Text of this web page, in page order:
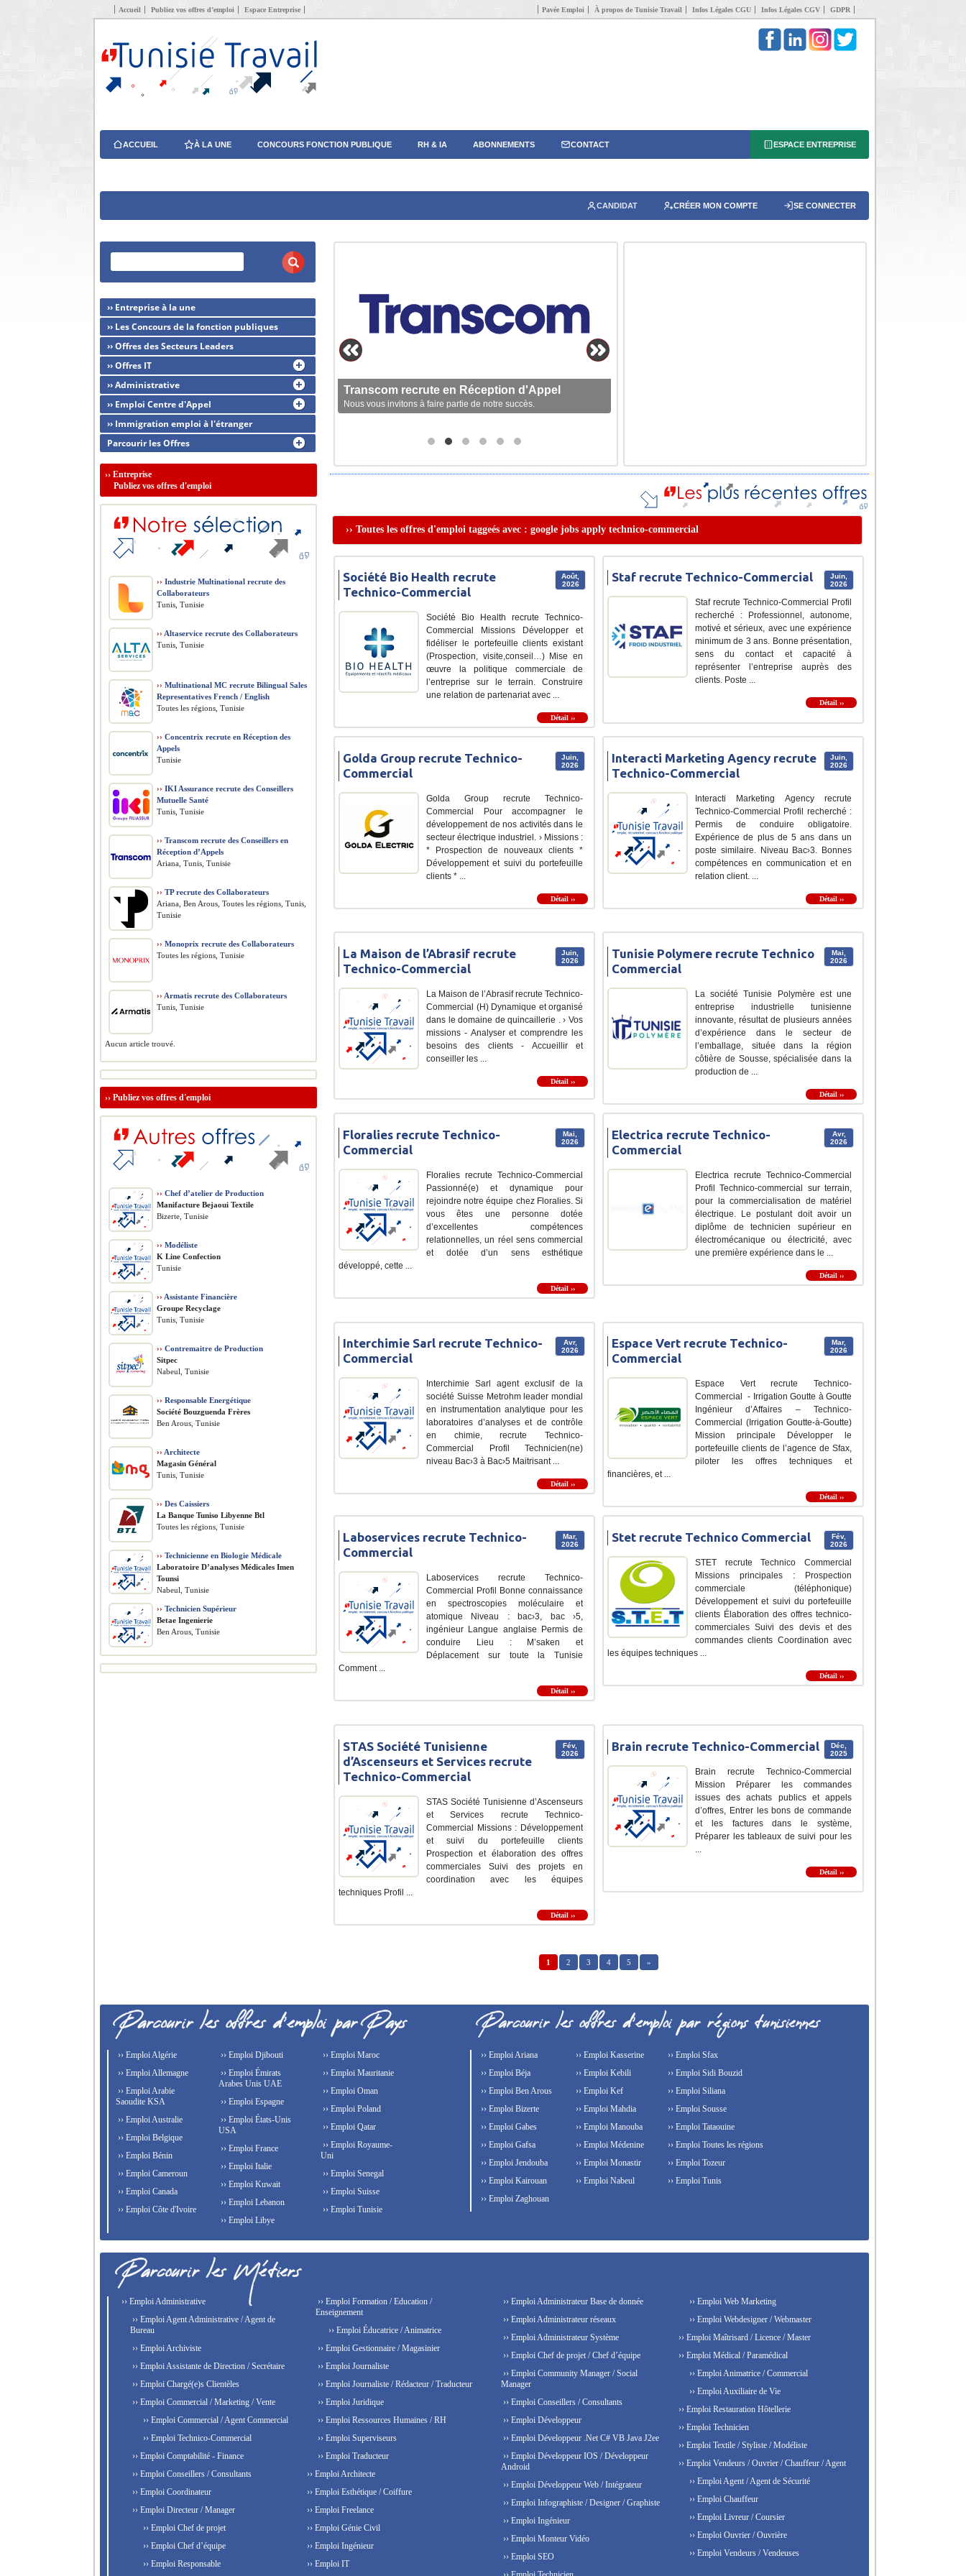
Accueil Publiez vos offres d’emploi Espace Entreprise Pavée Emploi À propos de Tunisie Travail Infos Légales CGU Infos Légales CGV GDPR
ACCUEIL À LA UNE CONCOURS FONCTION PUBLIQUE RH & IA ABONNEMENTS CONTACT ESPACE ENTREPRISE
CANDIDAT CRÉER MON COMPTE SE CONNECTER
Transcom recrute en Réception d'Appel
Nous vous invitons à faire partie de notre succès.
›› Toutes les offres d'emploi taggeés avec : google jobs apply technico-commercial
Août,
2026
Société Bio Health recrute
Technico-Commercial
Société Bio Health recrute Technico-
Commercial Missions Développer et
fidéliser le portefeuille clients existant
(Prospection, visite,conseil…) Mise en
œuvre la politique commerciale de
l’entreprise sur le terrain. Construire
une relation de partenariat avec ...
Détail ››
Juin,
2026
Staf recrute Technico-Commercial
Staf recrute Technico-Commercial Profil
recherché : Professionnel, autonome,
motivé et sérieux, avec une expérience
minimum de 3 ans. Bonne présentation,
sens du contact et capacité à
représenter l’entreprise auprès des
clients. Poste ...
Détail ››
Juin,
2026
Golda Group recrute Technico-
Commercial
Golda Group recrute Technico-
Commercial Pour accompagner le
développement de nos activités dans le
secteur électrique industriel. › Missions :
* Prospection de nouveaux clients *
Développement et suivi du portefeuille
clients * ...
Détail ››
Juin,
2026
Interacti Marketing Agency recrute
Technico-Commercial
Interacti Marketing Agency recrute
Technico-Commercial Profil recherché :
Permis de conduire obligatoire.
Expérience de plus de 5 ans dans un
poste similaire. Niveau Bac›3. Bonnes
compétences en communication et en
relation client. ...
Détail ››
Juin,
2026
La Maison de l’Abrasif recrute
Technico-Commercial
La Maison de l’Abrasif recrute Technico-
Commercial (H) Dynamique et organisé
dans le domaine de quincaillerie . › Vos
missions - Analyser et comprendre les
besoins des clients - Accueillir et
conseiller les ...
Détail ››
Mai,
2026
Tunisie Polymere recrute Technico
Commercial
La société Tunisie Polymère est une
entreprise industrielle tunisienne
innovante, résultat de plusieurs années
d’expérience dans le secteur de
l’emballage, située dans la région
côtière de Sousse, spécialisée dans la
production de ...
Détail ››
Mai,
2026
Floralies recrute Technico-
Commercial
Floralies recrute Technico-Commercial
Passionné(e) et dynamique pour
rejoindre notre équipe chez Floralies. Si
vous êtes une personne dotée
d’excellentes compétences
relationnelles, un réel sens commercial
et dotée d’un sens esthétique
développé, cette ...
Détail ››
Avr,
2026
Electrica recrute Technico-
Commercial
Electrica recrute Technico-Commercial
Profil Technico-commercial sur terrain,
pour la commercialisation de matériel
électrique. Le postulant doit avoir un
diplôme de technicien supérieur en
électromécanique ou électricité, avec
une première expérience dans le ...
Détail ››
Avr,
2026
Interchimie Sarl recrute Technico-
Commercial
Interchimie Sarl agent exclusif de la
société Suisse Metrohm leader mondial
en instrumentation analytique pour les
laboratoires d’analyses et de contrôle
en chimie, recrute Technico-
Commercial Profil Technicien(ne)
niveau Bac›3 à Bac›5 Maitrisant ...
Détail ››
Mar,
2026
Espace Vert recrute Technico-
Commercial
Espace Vert recrute Technico-
Commercial - Irrigation Goutte à Goutte
Ingénieur d’Affaires – Technico-
Commercial (Irrigation Goutte-à-Goutte)
Mission principale Développer le
portefeuille clients de l’agence de Sfax,
piloter les offres techniques et
financières, et ...
Détail ››
Mar,
2026
Laboservices recrute Technico-
Commercial
Laboservices recrute Technico-
Commercial Profil Bonne connaissance
en spectroscopies moléculaire et
atomique Niveau : bac›3, bac ›5,
ingénieur Langue anglaise Permis de
conduire Lieu : M’saken et
Déplacement sur toute la Tunisie
Comment ...
Détail ››
Fév,
2026
Stet recrute Technico Commercial
STET recrute Technico Commercial
Missions principales : Prospection
commerciale (téléphonique)
Développement et suivi du portefeuille
clients Élaboration des offres technico-
commerciales Suivi des devis et des
commandes clients Coordination avec
les équipes techniques ...
Détail ››
Fév,
2026
STAS Société Tunisienne
d’Ascenseurs et Services recrute
Technico-Commercial
STAS Société Tunisienne d’Ascenseurs
et Services recrute Technico-
Commercial Missions : Développement
et suivi du portefeuille clients
Prospection et élaboration des offres
commerciales Suivi des projets en
coordination avec les équipes
techniques Profil ...
Détail ››
Déc,
2025
Brain recrute Technico-Commercial
Brain recrute Technico-Commercial
Mission Préparer les commandes
issues des achats publics et appels
d’offres, Entrer les bons de commande
et les factures dans le système,
Préparer les tableaux de suivi pour les
Détail ››
1 2 3 4 5 »
›› Entreprise à la une
›› Les Concours de la fonction publiques
›› Offres des Secteurs Leaders
›› Offres IT
›› Administrative
›› Emploi Centre d'Appel
›› Immigration emploi à l'étranger
Parcourir les Offres
›› Entreprise
Publiez vos offres d'emploi
›› Industrie Multinational recrute des
Collaborateurs
Tunis, Tunisie
›› Altaservice recrute des Collaborateurs
Tunis, Tunisie
›› Multinational MC recrute Bilingual Sales
Representatives French / English
Toutes les régions, Tunisie
›› Concentrix recrute en Réception des
Appels
Tunisie
›› IKI Assurance recrute des Conseillers
Mutuelle Santé
Tunis, Tunisie
›› Transcom recrute des Conseillers en
Réception d’Appels
Ariana, Tunis, Tunisie
›› TP recrute des Collaborateurs
Ariana, Ben Arous, Toutes les régions, Tunis,
Tunisie
›› Monoprix recrute des Collaborateurs
Toutes les régions, Tunisie
›› Armatis recrute des Collaborateurs
Tunis, Tunisie
Aucun article trouvé.
›› Publiez vos offres d'emploi
›› Chef d’atelier de Production
Manifacture Bejaoui Textile
Bizerte, Tunisie
›› Modéliste
K Line Confection
Tunisie
›› Assistante Financière
Groupe Recyclage
Tunis, Tunisie
›› Contremaitre de Production
Sitpec
Nabeul, Tunisie
›› Responsable Energétique
Société Bouzguenda Frères
Ben Arous, Tunisie
›› Architecte
Magasin Général
Tunis, Tunisie
›› Des Caissiers
La Banque Tuniso Libyenne Btl
Toutes les régions, Tunisie
›› Technicienne en Biologie Médicale
Laboratoire D’analyses Médicales Imen
Tounsi
Nabeul, Tunisie
›› Technicien Supérieur
Betae Ingenierie
Ben Arous, Tunisie
›› Emploi Algérie
›› Emploi Allemagne
›› Emploi Arabie
Saoudite KSA
›› Emploi Australie
›› Emploi Belgique
›› Emploi Bénin
›› Emploi Cameroun
›› Emploi Canada
›› Emploi Côte d'Ivoire
›› Emploi Djibouti
›› Emploi Émirats
Arabes Unis UAE
›› Emploi Espagne
›› Emploi États-Unis
USA
›› Emploi France
›› Emploi Italie
›› Emploi Kuwait
›› Emploi Lebanon
›› Emploi Libye
›› Emploi Maroc
›› Emploi Mauritanie
›› Emploi Oman
›› Emploi Poland
›› Emploi Qatar
›› Emploi Royaume-
Uni
›› Emploi Senegal
›› Emploi Suisse
›› Emploi Tunisie
›› Emploi Ariana
›› Emploi Béja
›› Emploi Ben Arous
›› Emploi Bizerte
›› Emploi Gabes
›› Emploi Gafsa
›› Emploi Jendouba
›› Emploi Kairouan
›› Emploi Kasserine
›› Emploi Kebili
›› Emploi Kef
›› Emploi Mahdia
›› Emploi Manouba
›› Emploi Médenine
›› Emploi Monastir
›› Emploi Nabeul
›› Emploi Sfax
›› Emploi Sidi Bouzid
›› Emploi Siliana
›› Emploi Sousse
›› Emploi Tataouine
›› Emploi Toutes les régions
›› Emploi Tozeur
›› Emploi Tunis
›› Emploi Zaghouan
›› Emploi Administrative
›› Emploi Agent Administrative / Agent de
Bureau
›› Emploi Archiviste
›› Emploi Assistante de Direction / Secrétaire
›› Emploi Chargé(e)s Clientèles
›› Emploi Commercial / Marketing / Vente
›› Emploi Commercial / Agent Commercial
›› Emploi Technico-Commercial
›› Emploi Comptabilité - Finance
›› Emploi Conseillers / Consultants
›› Emploi Coordinateur
›› Emploi Directeur / Manager
›› Emploi Chef de projet
›› Emploi Chef d’équipe
›› Emploi Responsable
›› Emploi Formation / Education /
Enseignement
›› Emploi Éducatrice / Animatrice
›› Emploi Gestionnaire / Magasinier
›› Emploi Journaliste
›› Emploi Journaliste / Rédacteur / Traducteur
›› Emploi Juridique
›› Emploi Ressources Humaines / RH
›› Emploi Superviseurs
›› Emploi Traducteur
›› Emploi Architecte
›› Emploi Esthétique / Coiffure
›› Emploi Freelance
›› Emploi Génie Civil
›› Emploi Ingénieur
›› Emploi IT
›› Emploi Administrateur Base de donnée
›› Emploi Administrateur réseaux
›› Emploi Administrateur Système
›› Emploi Chef de projet / Chef d’équipe
›› Emploi Community Manager / Social
Manager
›› Emploi Conseillers / Consultants
›› Emploi Développeur
›› Emploi Développeur .Net C# VB Java J2ee
›› Emploi Développeur IOS / Développeur
Android
›› Emploi Développeur Web / Intégrateur
›› Emploi Infographiste / Designer / Graphiste
›› Emploi Ingénieur
›› Emploi Monteur Vidéo
›› Emploi SEO
›› Emploi Web Marketing
›› Emploi Webdesigner / Webmaster
›› Emploi Maîtrisard / Licence / Master
›› Emploi Médical / Paramédical
›› Emploi Animatrice / Commercial
›› Emploi Auxiliaire de Vie
›› Emploi Restauration Hôtellerie
›› Emploi Technicien
›› Emploi Textile / Styliste / Modéliste
›› Emploi Vendeurs / Ouvrier / Chauffeur / Agent
›› Emploi Agent / Agent de Sécurité
›› Emploi Chauffeur
›› Emploi Livreur / Coursier
›› Emploi Ouvrier / Ouvrière
›› Emploi Vendeurs / Vendeuses